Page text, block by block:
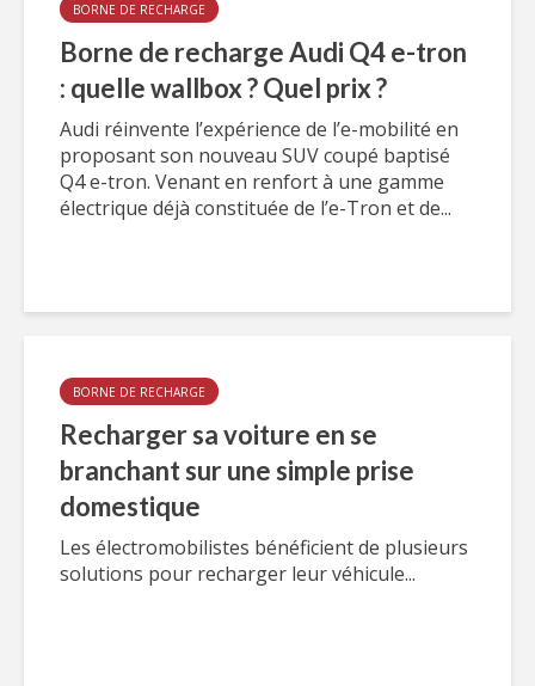
BORNE DE RECHARGE
Borne de recharge Audi Q4 e-tron
: quelle wallbox ? Quel prix ?
Audi réinvente l’expérience de l’e-mobilité en
proposant son nouveau SUV coupé baptisé
Q4 e-tron. Venant en renfort à une gamme
électrique déjà constituée de l’e-Tron et de...
BORNE DE RECHARGE
Recharger sa voiture en se
branchant sur une simple prise
domestique
Les électromobilistes bénéficient de plusieurs
solutions pour recharger leur véhicule...